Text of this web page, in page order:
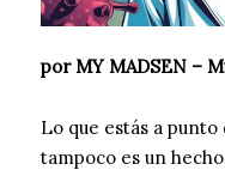
por MY MADSEN –
Lo que estás a
tampoco es un